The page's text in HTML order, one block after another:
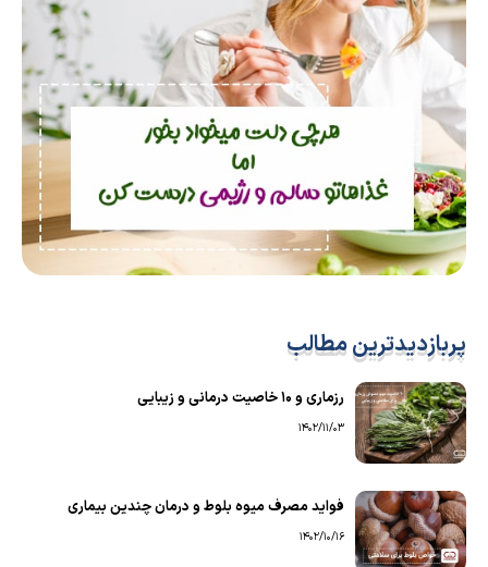
پربازدیدترین مطالب
رزماری و ۱۰ خاصیت درمانی و زیبایی
1402/11/03
فواید مصرف میوه بلوط و درمان چندین بیماری
1402/10/16